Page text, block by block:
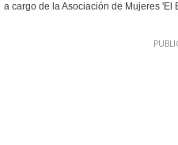
a cargo de la Asociación de Mujeres